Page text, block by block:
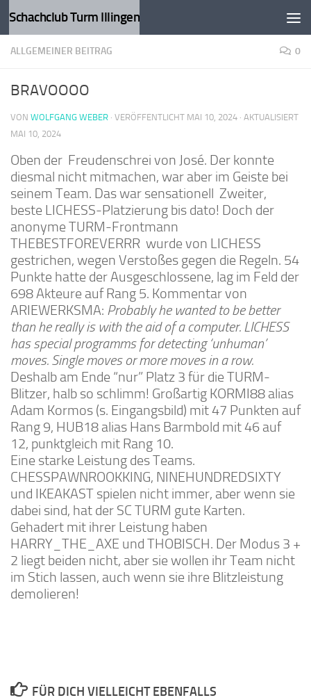
Zum Inhalt springen
Schachclub Turm Illingen
ALLGEMEINER BEITRAG 0
BRAVOOOO
VON WOLFGANG WEBER · VERÖFFENTLICHT MAI 10, 2024 · AKTUALISIERT
MAI 10, 2024
Oben der Freudenschrei von José. Der konnte
diesmal nicht mitmachen, war aber im Geiste bei
seinem Team. Das war sensationell Zweiter,
beste LICHESS-Platzierung bis dato! Doch der
anonyme TURM-Frontmann
THEBESTFOREVERRR wurde von LICHESS
gestrichen, wegen Verstoßes gegen die Regeln. 54
Punkte hatte der Ausgeschlossene, lag im Feld der
698 Akteure auf Rang 5. Kommentar von
ARIEWERKSMA: Probably he wanted to be better
than he really is with the aid of a computer. LICHESS
has special programms for detecting ‘unhuman’
moves. Single moves or more moves in a row.
Deshalb am Ende “nur” Platz 3 für die TURM-
Blitzer, halb so schlimm! Großartig KORMI88 alias
Adam Kormos (s. Eingangsbild) mit 47 Punkten auf
Rang 9, HUB18 alias Hans Barmbold mit 46 auf
12, punktgleich mit Rang 10.
Eine starke Leistung des Teams.
CHESSPAWNROOKKING, NINEHUNDREDSIXTY
und IKEAKAST spielen nicht immer, aber wenn sie
dabei sind, hat der SC TURM gute Karten.
Gehadert mit ihrer Leistung haben
HARRY_THE_AXE und THOBISCH. Der Modus 3 +
2 liegt beiden nicht, aber sie wollen ihr Team nicht
im Stich lassen, auch wenn sie ihre Blitzleistung
demolieren!
FÜR DICH VIELLEICHT EBENFALLS